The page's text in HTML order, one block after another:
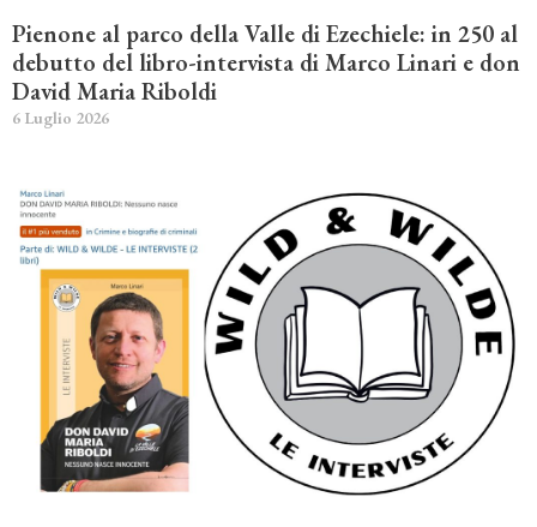
Pienone al parco della Valle di Ezechiele: in 250 al
debutto del libro-intervista di Marco Linari e don
David Maria Riboldi
6 Luglio 2026